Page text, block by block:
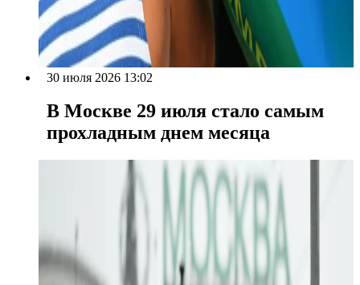
30 июля 2026 13:02
В Москве 29 июля стало самым
прохладным днем месяца